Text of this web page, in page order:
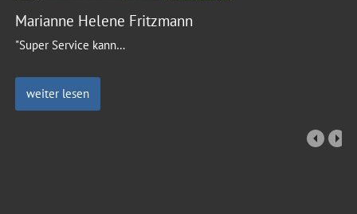
Marianne Helene Fritzmann
"Super Service kann…
weiter lesen